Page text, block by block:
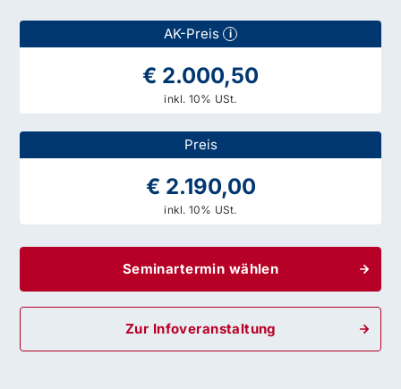
AK-Preis i
€ 2.000,50
inkl. 10% USt.
Preis
€ 2.190,00
inkl. 10% USt.
Seminartermin wählen
Zur Infoveranstaltung